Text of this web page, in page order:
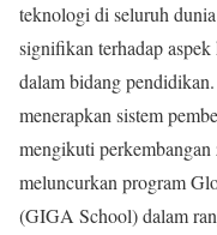
teknologi di seluruh
signifikan terhadap
dalam bidang
menerapkan sistem
mengikuti perkembangan
meluncurkan program
(GIGA School) dalam